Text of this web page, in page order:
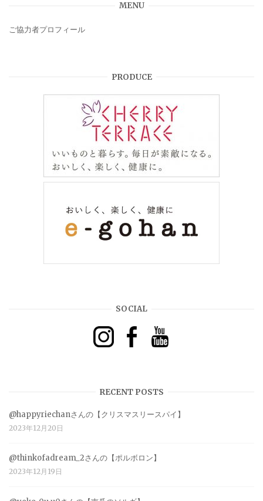
MENU
ご協力者プロフィール
PRODUCE
SOCIAL
RECENT POSTS
@happyriechanさんの【クリスマスリースパイ】
2023年12月20日
@thinkofadream_2さんの【ポルボロン】
2023年12月19日